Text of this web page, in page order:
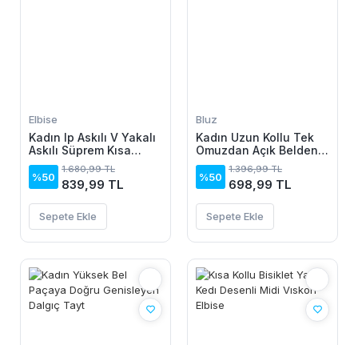
Elbise
Kadın Ip Askılı V Yakalı
Askılı Süprem Kısa
Elbise
%50
1.680,99 TL
839,99 TL
Sepete Ekle
Bluz
Kadın Uzun Kollu Tek
Omuzdan Açık Belden
Dantel Detaylı Janjan
Krep Bluz
%50
1.396,99 TL
698,99 TL
Sepete Ekle